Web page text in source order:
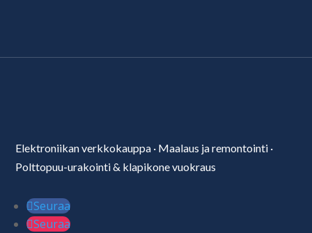
Elektroniikan verkkokauppa · Maalaus ja remontointi ·
Polttopuu-urakointi & klapikone vuokraus
Seuraa
Seuraa